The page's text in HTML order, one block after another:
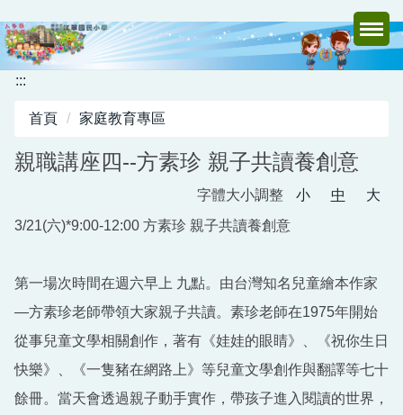
到
主
要
:::
首頁 家庭教育專區
親職講座四--方素珍 親子共讀養創意
字體大小調整 小 中
大
3/21(六)*9:00-12:00 方素珍 親子共讀養創意
第一場次時間在週六早上 九點。由台灣知名兒童繪本作家
—方素珍老師帶領大家親子共讀。素珍老師在1975年開始
從事兒童文學相關創作，著有《娃娃的眼睛》、《祝你生日
快樂》、《一隻豬在網路上》等兒童文學創作與翻譯等七十
餘冊。當天會透過親子動手實作，帶孩子進入閱讀的世界，